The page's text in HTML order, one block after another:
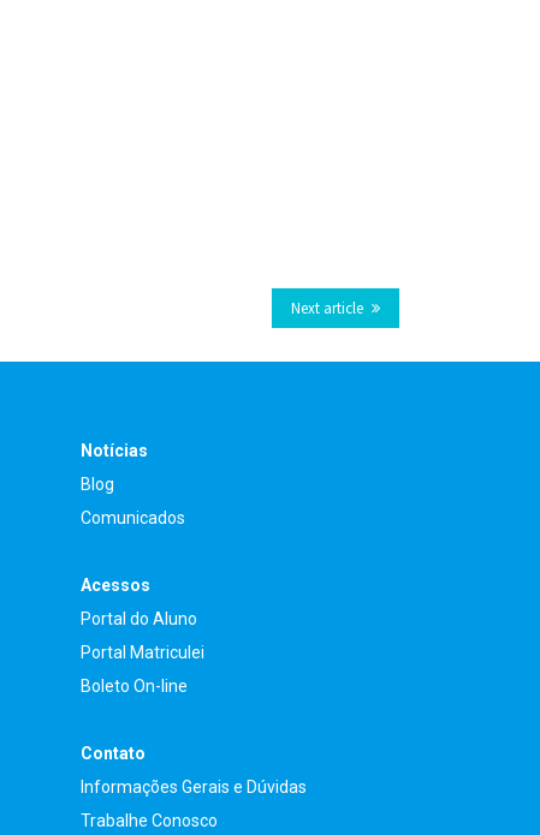
Next article
Notícias
Blog
Comunicados
Acessos
Portal do Aluno
Portal Matriculei
Boleto On-line
Contato
Informações Gerais e Dúvidas
Trabalhe Conosco